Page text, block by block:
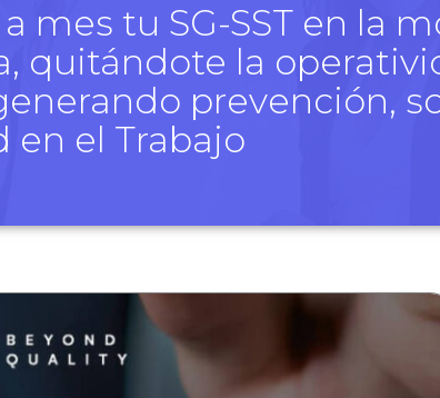
mes tu SG-SST en la
quitándote la
prevención,
en el Trabajo